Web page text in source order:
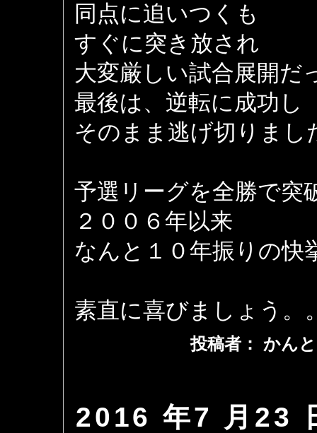
同点に追いつくも
すぐに突き放され
大変厳しい試合展開だ
最後は、逆転に成功し
そのまま逃げ切りまし
予選リーグを全勝で突
２００６年以来
なんと１０年振りの快
素直に喜びましょう。
投稿者： かん
2016 年7 月23